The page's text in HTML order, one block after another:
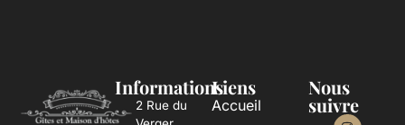
Informations
2 Rue du
Liens
Accueil
Nous
suivre